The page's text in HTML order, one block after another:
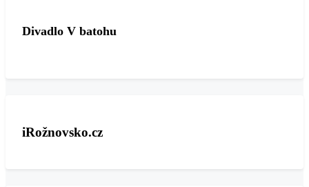
Divadlo V batohu
iRožnovsko.cz